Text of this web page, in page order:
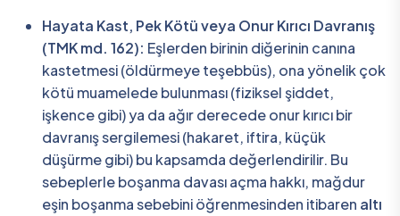
Hayata Kast, Pek Kötü veya Onur Kırıcı Davranış
(TMK md. 162): Eşlerden birinin diğerinin canına
kastetmesi (öldürmeye teşebbüs), ona yönelik çok
kötü muamelede bulunması (fiziksel şiddet,
işkence gibi) ya da ağır derecede onur kırıcı bir
davranış sergilemesi (hakaret, iftira, küçük
düşürme gibi) bu kapsamda değerlendirilir. Bu
sebeplerle boşanma davası açma hakkı, mağdur
eşin boşanma sebebini öğrenmesinden itibaren altı